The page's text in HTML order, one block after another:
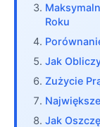
Roku
Jak
Zużycie
Jak